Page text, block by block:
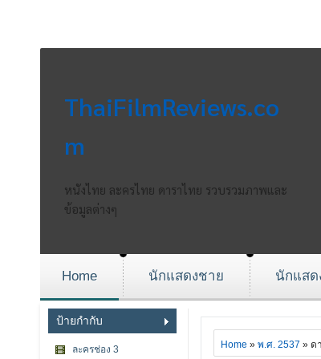
ThaiFilmReviews.co
m
หนังไทย ละครไทย ดาราไทย รวบรวมภาพและ
ข้อมูลต่างๆ
Home นักแสดงชาย นักแสด
ป้ายกำกับ
ละครช่อง 3 Home » พ.ศ. 2537 » ด